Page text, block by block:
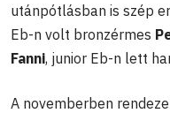
utánpótlásban is szép
Eb-n volt bronzérmes
Fanni, junior Eb-n lett
A novemberben